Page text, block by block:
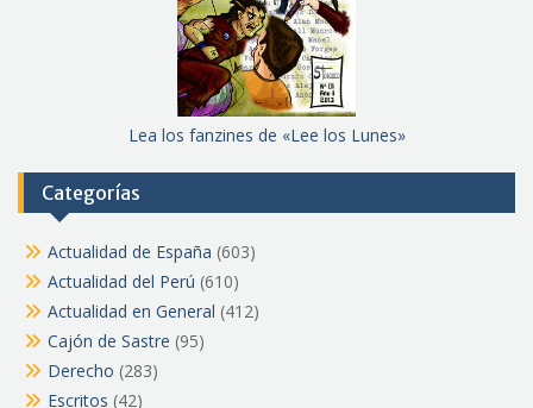
Lea los fanzines de «Lee los Lunes»
Categorías
Actualidad de España (603)
Actualidad del Perú (610)
Actualidad en General (412)
Cajón de Sastre (95)
Derecho (283)
Escritos (42)